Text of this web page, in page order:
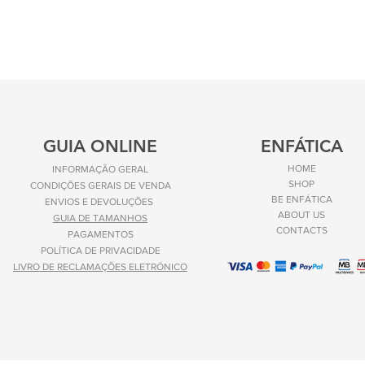
GUIA ONLINE
INFORMAÇÃO GERAL
CONDIÇÕES GERAIS DE VENDA
ENVIOS E DEVOLUÇÕES
GUIA DE TAMANHOS
PAGAMENTOS
POLÍTICA DE PRIVACIDADE
LIVRO DE RECLAMAÇÕES ELETRÓNICO
ENFÁTICA
HOME
SHOP
BE ENFÁTICA
ABOUT US
CONTACTS